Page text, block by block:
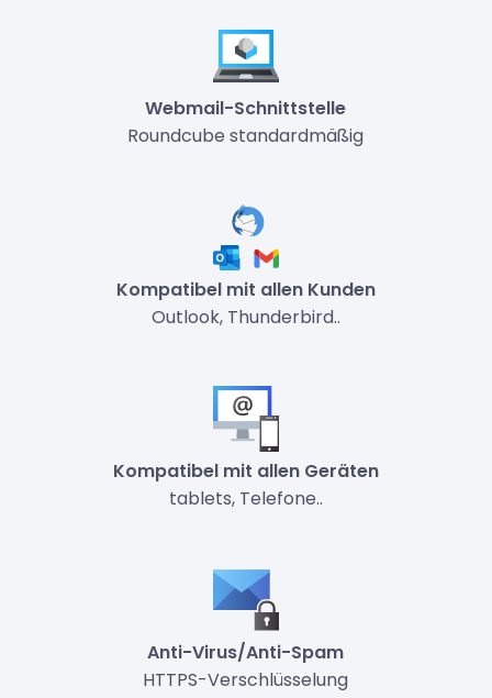
Webmail-Schnittstelle
Roundcube standardmäßig
Kompatibel mit allen Kunden
Outlook, Thunderbird..
Kompatibel mit allen Geräten
tablets, Telefone..
Anti-Virus/Anti-Spam
HTTPS-Verschlüsselung